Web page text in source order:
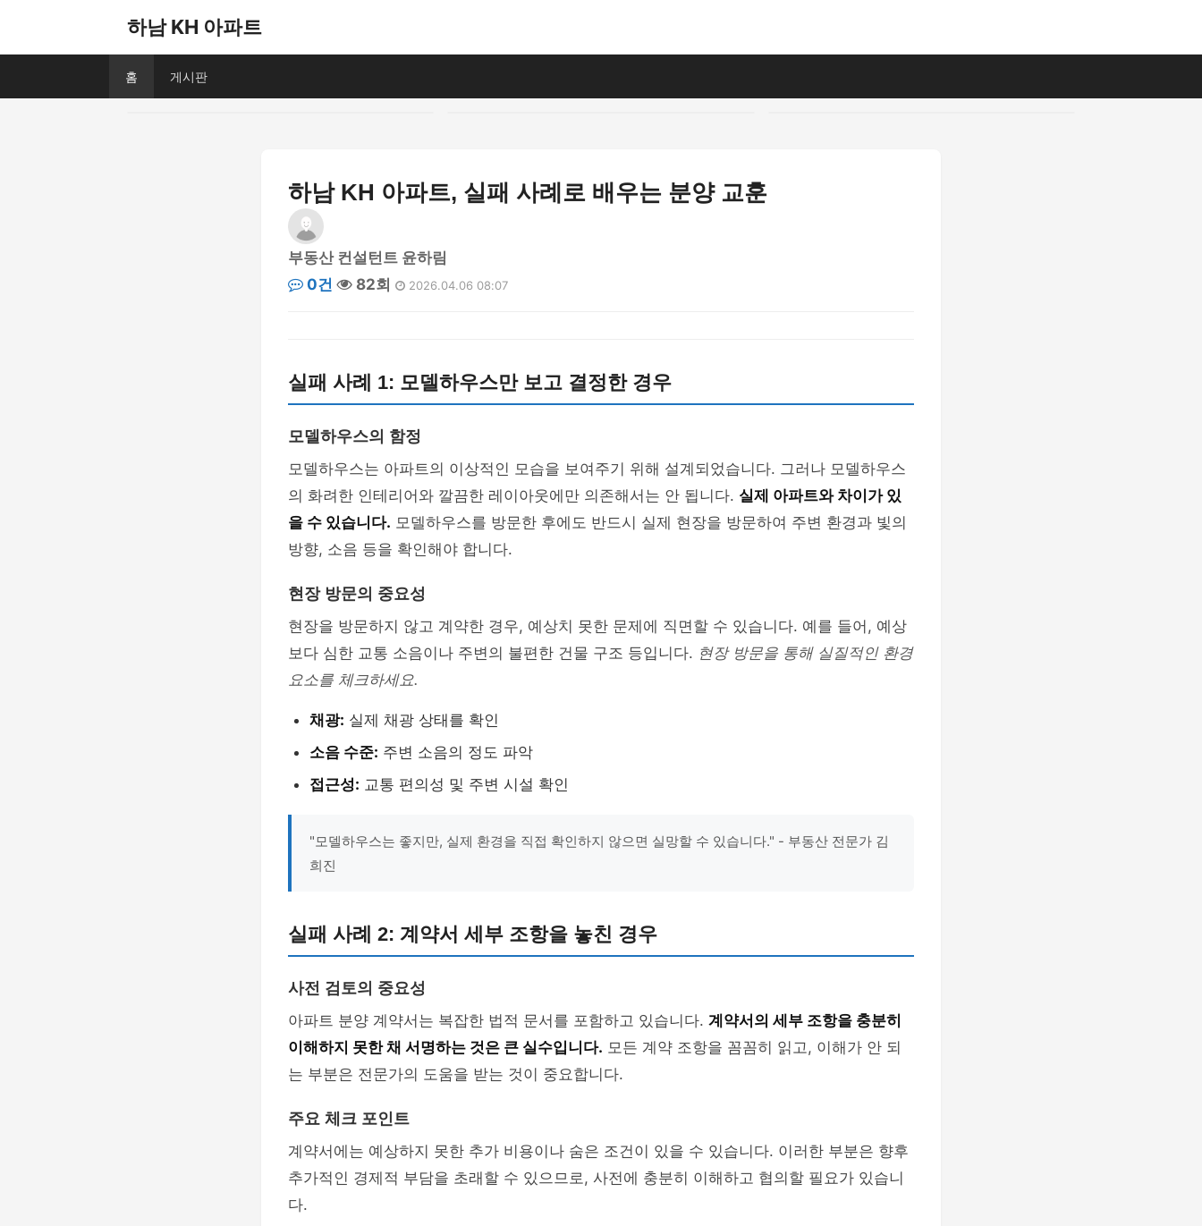
하남 KH 아파트
홈 게시판
하남 KH 아파트, 실패 사례로 배우는 분양 교훈
부동산 컨설턴트 윤하림
0건
82회 2026.04.06 08:07
실패 사례 1: 모델하우스만 보고 결정한 경우
모델하우스의 함정
모델하우스는 아파트의 이상적인 모습을 보여주기 위해 설계되었습니다. 그러나 모델하우스
의 화려한 인테리어와 깔끔한 레이아웃에만 의존해서는 안 됩니다. 실제 아파트와 차이가 있
을 수 있습니다. 모델하우스를 방문한 후에도 반드시 실제 현장을 방문하여 주변 환경과 빛의
방향, 소음 등을 확인해야 합니다.
현장 방문의 중요성
현장을 방문하지 않고 계약한 경우, 예상치 못한 문제에 직면할 수 있습니다. 예를 들어, 예상
보다 심한 교통 소음이나 주변의 불편한 건물 구조 등입니다. 현장 방문을 통해 실질적인 환경
요소를 체크하세요.
채광: 실제 채광 상태를 확인
소음 수준: 주변 소음의 정도 파악
접근성: 교통 편의성 및 주변 시설 확인
"모델하우스는 좋지만, 실제 환경을 직접 확인하지 않으면 실망할 수 있습니다." - 부동산 전문가 김
희진
실패 사례 2: 계약서 세부 조항을 놓친 경우
사전 검토의 중요성
아파트 분양 계약서는 복잡한 법적 문서를 포함하고 있습니다. 계약서의 세부 조항을 충분히
이해하지 못한 채 서명하는 것은 큰 실수입니다. 모든 계약 조항을 꼼꼼히 읽고, 이해가 안 되
는 부분은 전문가의 도움을 받는 것이 중요합니다.
주요 체크 포인트
계약서에는 예상하지 못한 추가 비용이나 숨은 조건이 있을 수 있습니다. 이러한 부분은 향후
추가적인 경제적 부담을 초래할 수 있으므로, 사전에 충분히 이해하고 협의할 필요가 있습니
다.